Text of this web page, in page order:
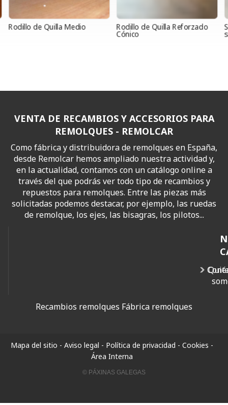
Rodillo de Quilla Medio Rodillo de Quilla Reforzado
Cónico
VENTA DE RECAMBIOS Y ACCESORIOS PARA
REMOLQUES - REMOLCAR
Como fábrica y distribuidora de remolques en España,
desde Remolcar hemos ampliado nuestra actividad y,
en la actualidad, contamos con un catálogo online a
través del que podrás ver todo tipo de recambios y
repuestos para remolques. Entre las piezas más
solicitadas podemos destacar, por ejemplo, las ruedas
de remolque, los ejes, las bisagras, los pilotos...
Recambios remolques Fábrica remolques
Mapa del sitio - Aviso legal - Política de privacidad - Cookies -
Área Interna
© PÁXINAS GALEGAS